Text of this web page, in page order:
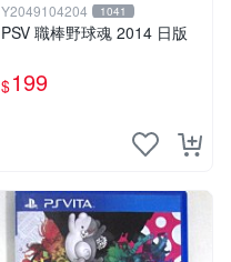
Y2049104204 1041
PSV 職棒野球魂 2014 日版
$199